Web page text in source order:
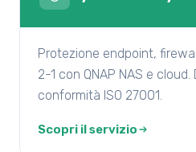
Protezione endpoint,
2-1 con QNAP NAS e
conformità ISO 27001.
Scopri il servizio